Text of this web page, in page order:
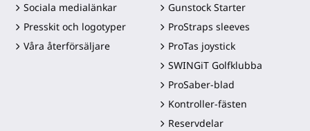
Sociala medialänkar
Presskit och logotyper
Våra återförsäljare
Gunstock Starter
ProStraps sleeves
ProTas joystick
SWINGiT Golfklubba
ProSaber-blad
Kontroller-fästen
Reservdelar